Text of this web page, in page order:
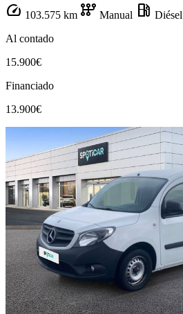
speed 103.575 km auto_transmission Manual local_gas_station Diésel
Al contado
15.900€
Financiado
13.900€